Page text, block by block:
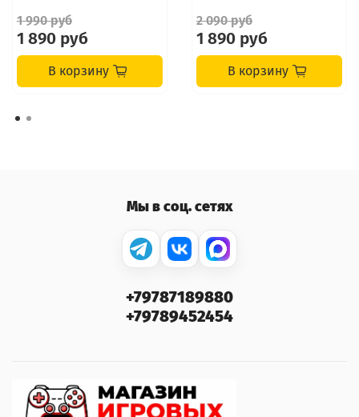
1 990 руб
1 890 руб
В корзину
2 090 руб
1 890 руб
В корзину
Мы в соц. сетях
+79787189880
+79789452454